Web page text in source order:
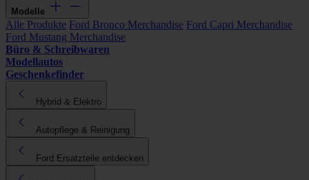
Modelle
Alle Produkte Ford Bronco Merchandise Ford Capri Merchandise
Ford Mustang Merchandise
Büro & Schreibwaren
Modellautos
Geschenkefinder
Hybrid & Elektro
Autopflege & Reinigung
Ford Ersatzteile entdecken